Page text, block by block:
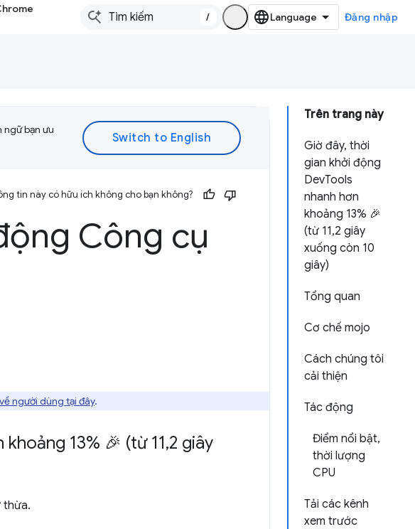
/ Đăng nhập
Trên trang này
Giờ đây, thời
gian khởi động
DevTools
nhanh hơn
khoảng 13% 🎉
(từ 11,2 giây
xuống còn 10
giây)
Tổng quan
Cơ chế mojo
Cách chúng tôi
cải thiện
Tác động
Điểm nổi bật,
thời lượng
CPU
Tải các kênh
xem trước
bạn ưu
tin này có hữu ích không cho bạn không?
Công cụ
người dùng tại đây.
13% 🎉 (từ 11,2 giây
thừa.